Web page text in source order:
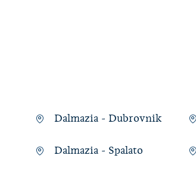
Dalmazia - Dubrovnik
Dalmazia - Spalato